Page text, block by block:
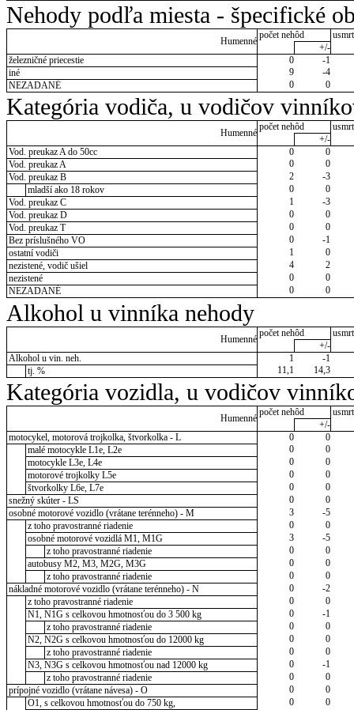
Nehody podľa miesta - špecifické
Humenné
počet nehôd
+/-
železničné priecestie
0
-1
iné
9
-4
NEZADANÉ
0 0
Kategória vodiča, u vodičov
Humenné
počet nehôd
+/-
Vod. preukaz A do 50cc
0
0
Vod. preukaz A
0
0
Vod. preukaz B
2
-3
mladší ako 18 rokov
0
0
Vod. preukaz C
1
-3
Vod. preukaz D
0
0
Vod. preukaz T
0
0
Bez príslušného VO
0
-1
ostatní vodiči
1
0
nezistené, vodič ušiel
4
2
nezistené
0
0
NEZADANÉ
0 0
Alkohol u vinníka nehody
Humenné
počet nehôd
+/-
Alkohol u vin. neh.
1
-1
tj. %
11,1 14,3
Kategória vozidla, u vodičov
Humenné
počet nehôd
+/-
motocykel, motorová trojkolka, štvorkolka - L
0
0
malé motocykle L1e, L2e
0
0
motocykle L3e, L4e
0
0
motorové trojkolky L5e
0
0
štvorkolky L6e, L7e
0
0
snežný skúter - LS
0
0
osobné motorové vozidlo (vrátane terénneho) - M
3
-5
z toho pravostranné riadenie
0
0
osobné motorové vozidlá M1, M1G
3
-5
z toho pravostranné riadenie
0
0
autobusy M2, M3, M2G, M3G
0
0
z toho pravostranné riadenie
0
0
nákladné motorové vozidlo (vrátane terénneho) - N
0
-2
z toho pravostranné riadenie
0
0
N1, N1G s celkovou hmotnosťou do 3 500 kg
0
-1
z toho pravostranné riadenie
0
0
N2, N2G s celkovou hmotnosťou do 12000 kg
0
0
z toho pravostranné riadenie
0
0
N3, N3G s celkovou hmotnosťou nad 12000 kg
0
-1
z toho pravostranné riadenie
0
0
prípojné vozidlo (vrátane návesa) - O
0
0
O1, s celkovou hmotnosťou do 750 kg,
0
0